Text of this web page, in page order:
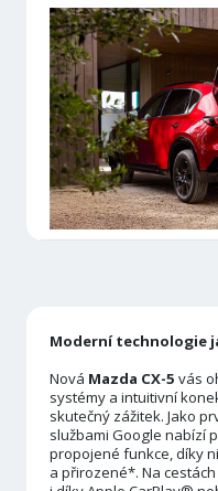
Moderní technologie
Nová Mazda CX-5 vás
systémy a intuitivní
skutečný zážitek. Jako
službami Google nabízí
propojené funkce, díky
a přirozené*. Na